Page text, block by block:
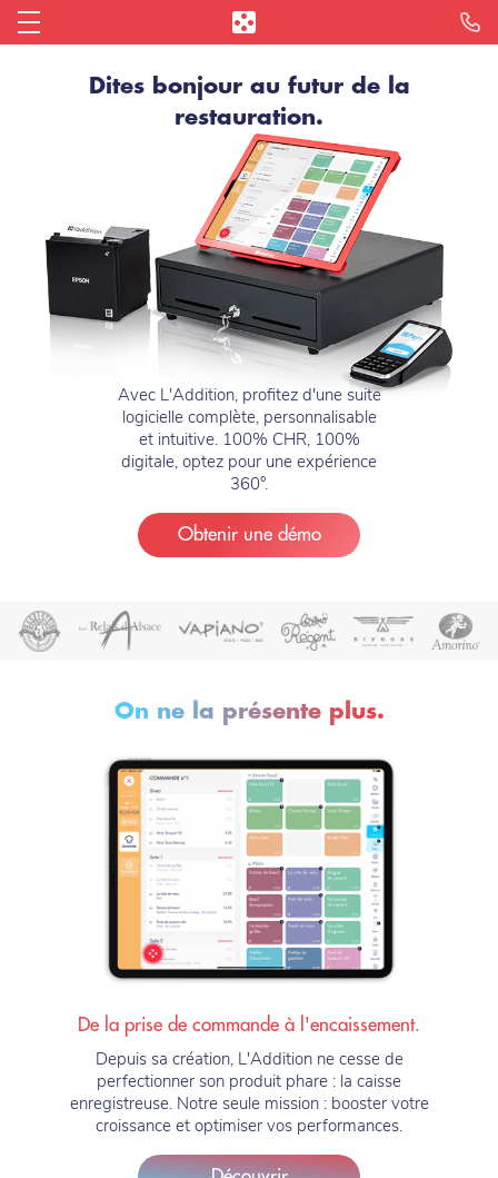
La Caisse Enregistreuse iPad
La Réservation en ligne
Le Menu digital
Toutes les fonctionnalités
Nos TPE
Tap to Pay sur iPhone
L'Avance de trésorerie
Notre offre paiement
Je veux un devis !
Blog des restaurateurs
Me connecterDites bonjour au futur de la
restauration.
Avec L'Addition, profitez d'une suite
logicielle complète, personnalisable
et intuitive. 100% CHR, 100%
digitale, optez pour une expérience
360°.
Obtenir une démo
On ne la présente plus.
De la prise de commande à l'encaissement.
Texte
Mobile
Depuis sa création, L'Addition ne cesse de
perfectionner son produit phare : la caisse
enregistreuse. Notre seule mission : booster votre
croissance et optimiser vos performances.